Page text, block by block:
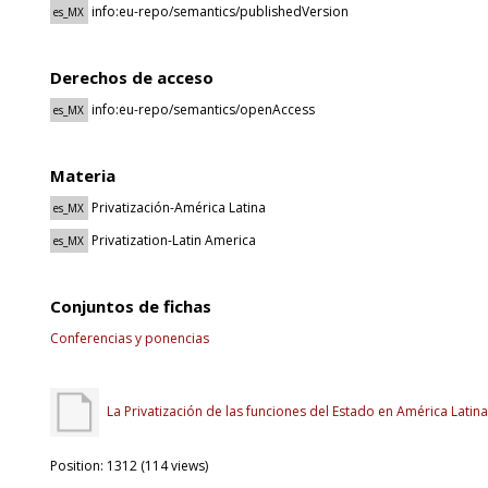
es_MX info:eu-repo/semantics/publishedVersion
Derechos de acceso
es_MX info:eu-repo/semantics/openAccess
Materia
es_MX Privatización-América Latina
es_MX Privatization-Latin America
Conjuntos de fichas
Conferencias y ponencias
La Privatización de las funciones del Estado en América
Position: 1312(114views)